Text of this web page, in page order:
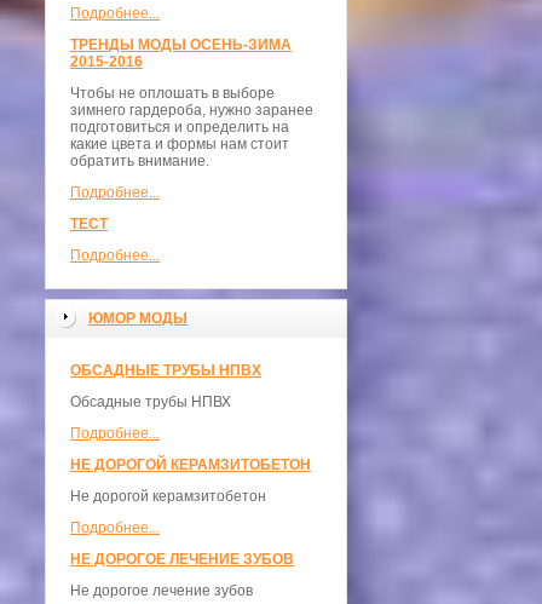
Подробнее...
ТРЕНДЫ МОДЫ ОСЕНЬ-ЗИМА
2015-2016
Чтобы не оплошать в выборе
зимнего гардероба, нужно заранее
подготовиться и определить на
какие цвета и формы нам стоит
обратить внимание.
Подробнее...
ТЕСТ
Подробнее...
ЮМОР МОДЫ
ОБСАДНЫЕ ТРУБЫ НПВХ
Обсадные трубы НПВХ
Подробнее...
НЕ ДОРОГОЙ КЕРАМЗИТОБЕТОН
Не дорогой керамзитобетон
Подробнее...
НЕ ДОРОГОЕ ЛЕЧЕНИЕ ЗУБОВ
Не дорогое лечение зубов